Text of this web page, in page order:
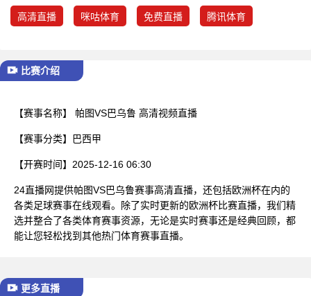
高清直播 咪咕体育 免费直播 腾讯体育
比赛介绍
【赛事名称】 帕图VS巴乌鲁 高清视频直播
【赛事分类】 巴西甲
【开赛时间】 2025-12-16 06:30
24直播网提供帕图VS巴乌鲁赛事高清直播，还包括欧洲杯在内的
各类足球赛事在线观看。除了实时更新的欧洲杯比赛直播，我们精
选并整合了各类体育赛事资源，无论是实时赛事还是经典回顾，都
能让您轻松找到其他热门体育赛事直播。
更多直播